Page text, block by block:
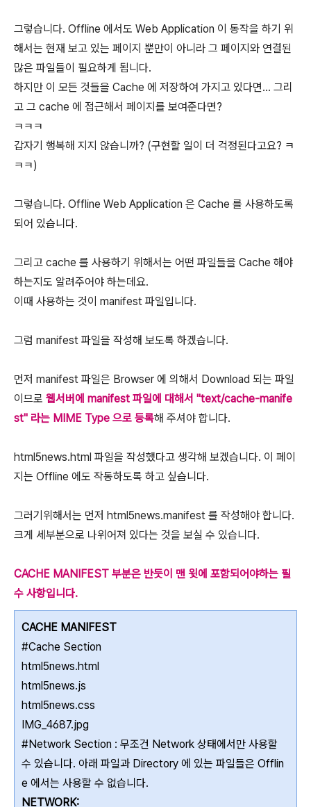
그렇습니다. Offline 에서도 Web Application 이 동작을 하기 위
해서는 현재 보고 있는 페이지 뿐만이 아니라 그 페이지와 연결된
많은 파일들이 필요하게 됩니다.
하지만 이 모든 것들을 Cache 에 저장하여 가지고 있다면... 그리
고 그 cache 에 접근해서 페이지를 보여준다면?
ㅋㅋㅋ
갑자기 행복해 지지 않습니까? (구현할 일이 더 걱정된다고요? ㅋ
ㅋㅋ)
그렇습니다. Offline Web Application 은 Cache 를 사용하도록
되어 있습니다.
그리고 cache 를 사용하기 위해서는 어떤 파일들을 Cache 해야
하는지도 알려주어야 하는데요.
이때 사용하는 것이 manifest 파일입니다.
그럼 manifest 파일을 작성해 보도록 하겠습니다.
먼저 manifest 파일은 Browser 에 의해서 Download 되는 파일
이므로 웹서버에 manifest 파일에 대해서 "text/cache-manife
st" 라는 MIME Type 으로 등록해 주셔야 합니다.
html5news.html 파일을 작성했다고 생각해 보겠습니다. 이 페이
지는 Offline 에도 작동하도록 하고 싶습니다.
그러기위해서는 먼저 html5news.manifest 를 작성해야 합니다.
크게 세부분으로 나위어져 있다는 것을 보실 수 있습니다.
CACHE MANIFEST 부분은 반듯이 맨 윗에 포함되어야하는 필
수 사항입니다.
CACHE MANIFEST
#Cache Section
html5news.html
html5news.js
html5news.css
IMG_4687.jpg
#Network Section : 무조건 Network 상태에서만 사용할
수 있습니다. 아래 파일과 Directory 에 있는 파일들은 Offlin
e 에서는 사용할 수 없습니다.
NETWORK: